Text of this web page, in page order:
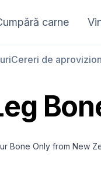
carne
Cereri de
Bone Only from New